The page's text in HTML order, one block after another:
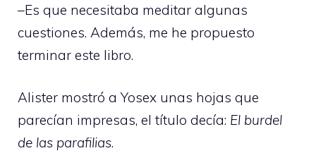
–Es que necesitaba meditar algunas
cuestiones. Además, me he propuesto
terminar este libro.
Alister mostró a Yosex unas hojas que
parecían impresas, el título decía: El burdel
de las parafilias.